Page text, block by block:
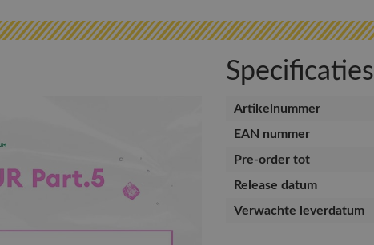
Specificaties
Artikelnummer
EAN nummer
Pre-order tot
Release datum
Verwachte leverdatum